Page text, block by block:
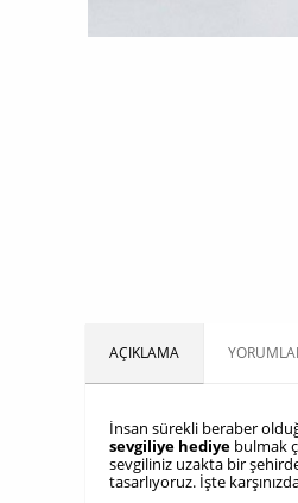
AÇIKLAMA
İnsan sürekli beraber
sevgiliye hediye bulmak
sevgiliniz uzakta bir
tasarlıyoruz. İşte